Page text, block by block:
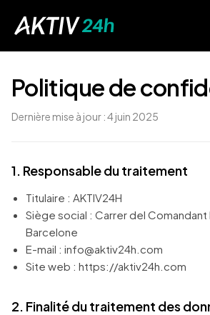
Politique de
Dernière mise à jour : 4 juin 2025
1. Responsable du traitement
Titulaire : AKTIV24H
Siège social : Carrer del
Barcelone
E-mail : info@aktiv24h.com
Site web : https://aktiv24h.com
2. Finalité du traitement des